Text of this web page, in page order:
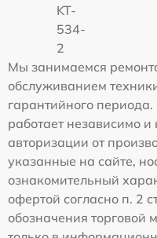
KT-
534-
2
Мы занимаемся
обслуживанием
гарантийного
работает независимо
авторизации от
указанные на сайте,
ознакомительный
офертой согласно п. 2
обозначения торговой